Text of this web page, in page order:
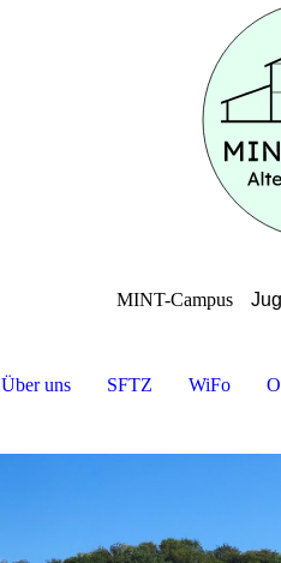
MINT-Campus
Über uns SFTZ WiFo